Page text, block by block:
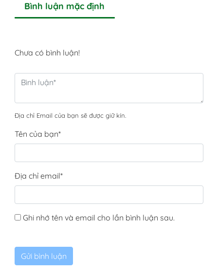
Bình luận mặc định
Chưa có bình luận!
Địa chỉ Email của bạn sẽ được giữ kín.
Tên của bạn*
Địa chỉ email*
Ghi nhớ tên và email cho lần bình luận sau.